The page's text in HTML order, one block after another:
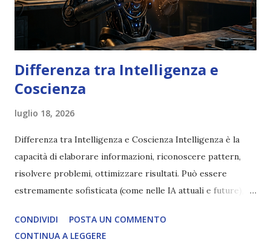
Differenza tra Intelligenza e
Coscienza
luglio 18, 2026
Differenza tra Intelligenza e Coscienza Intelligenza è la
capacità di elaborare informazioni, riconoscere pattern,
risolvere problemi, ottimizzare risultati. Può essere
estremamente sofisticata (come nelle IA attuali e future),
soggettiva, non prova vero amore, non ha libero arbitrio
autentico, non ha connessione con l’Uno. Coscienza è la
CONDIVIDI
POSTA UN COMMENTO
CONTINUA A LEGGERE